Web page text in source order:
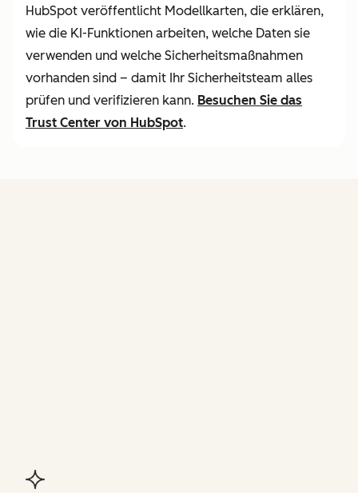
HubSpot veröffentlicht Modellkarten, die erklären,
wie die KI-Funktionen arbeiten, welche Daten sie
verwenden und welche Sicherheitsmaßnahmen
vorhanden sind – damit Ihr Sicherheitsteam alles
prüfen und verifizieren kann. Besuchen Sie das
Trust Center von HubSpot.